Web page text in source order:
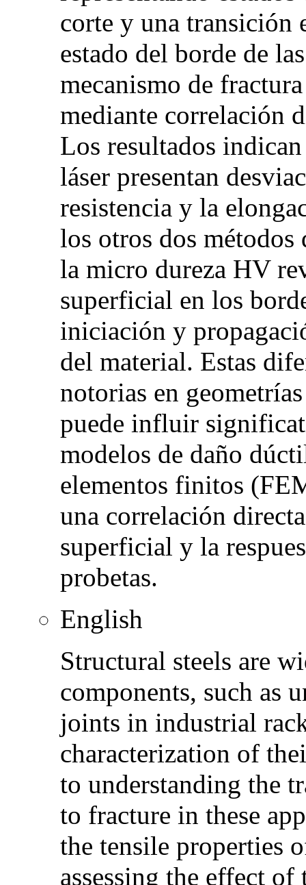
corte y una transición
estado del borde de
mecanismo de
mediante correlación
Los resultados
láser presentan
resistencia y la
los otros dos métodos
la micro dureza HV
superficial en los
iniciación y
del material. Estas
notorias en
puede influir
modelos de daño
elementos finitos
una correlación
superficial y la
probetas.
English
Structural steels are
components, such as
joints in industrial
characterization of
to understanding the
to fracture in these
the tensile properties
assessing the effect